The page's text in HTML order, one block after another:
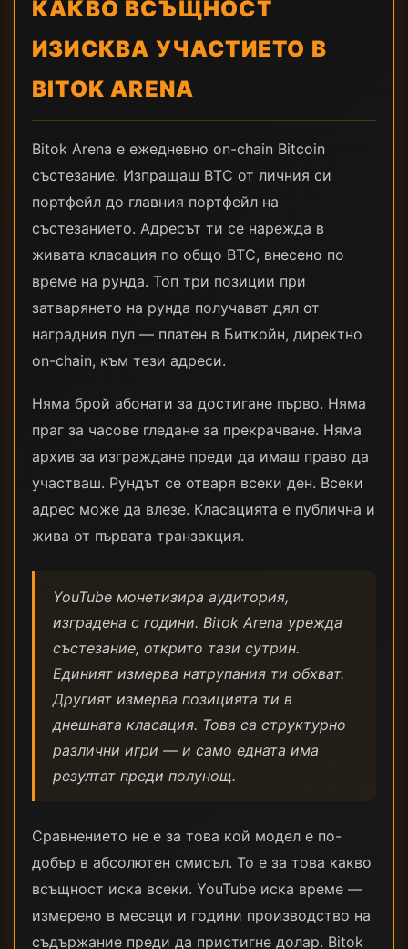
КАКВО ВСЪЩНОСТ
ИЗИСКВА УЧАСТИЕТО В
BITOK ARENA
Bitok Arena е ежедневно on-chain Bitcoin
състезание. Изпращаш BTC от личния си
портфейл до главния портфейл на
състезанието. Адресът ти се нарежда в
живата класация по общо BTC, внесено по
време на рунда. Топ три позиции при
затварянето на рунда получават дял от
наградния пул — платен в Биткойн, директно
on-chain, към тези адреси.
Няма брой абонати за достигане първо. Няма
праг за часове гледане за прекрачване. Няма
архив за изграждане преди да имаш право да
участваш. Рундът се отваря всеки ден. Всеки
адрес може да влезе. Класацията е публична и
жива от първата транзакция.
YouTube монетизира аудитория,
изградена с години. Bitok Arena урежда
състезание, открито тази сутрин.
Единият измерва натрупания ти обхват.
Другият измерва позицията ти в
днешната класация. Това са структурно
различни игри — и само едната има
резултат преди полунощ.
Сравнението не е за това кой модел е по-
добър в абсолютен смисъл. То е за това какво
всъщност иска всеки. YouTube иска време —
измерено в месеци и години производство на
съдържание преди да пристигне долар. Bitok